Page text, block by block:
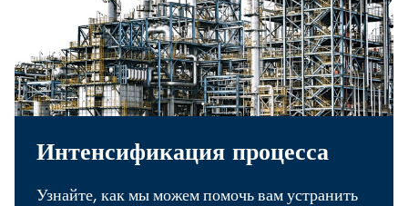
Интенсификация процесса
Узнайте, как мы можем помочь вам устранить